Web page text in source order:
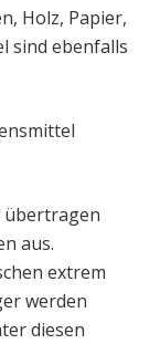
Holz, Papier,
sind ebenfalls
übertragen
aus.
extrem
werden
diesen